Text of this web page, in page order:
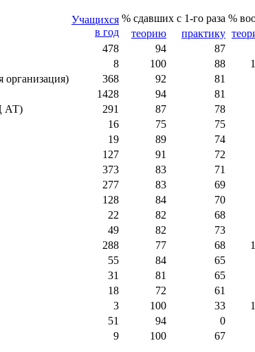
Учащихся
в год
% сдавших с 1-го раза %
теорию
практику
478 94 87
8 100 88
368 92 81
1428 94 81
АТ) 291 87 78
16 75 75
19 89 74
127 91 72
373 83 71
277 83 69
128 84 70
22 82 68
49 82 73
288 77 68
55 84 65
31 81 65
18 72 61
3 100 33
51 94 0
9 100 67